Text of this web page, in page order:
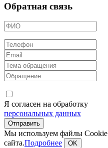
Обратная связь
Я согласен на обработку
персональных данных
Мы используем файлы
сайта.Подробнее OK